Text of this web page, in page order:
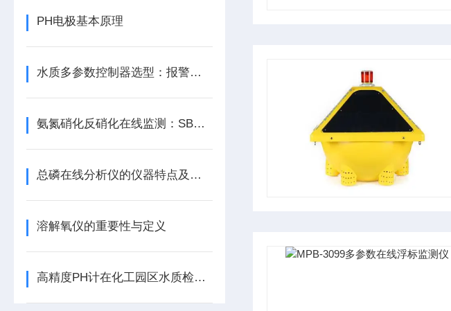
PH电极基本原理
水质多参数控制器选型：报警联动与PLC远程控制方案
氨氮硝化反硝化在线监测：SBR与A2O工艺的仪表配置
总磷在线分析仪的仪器特点及测量原理
溶解氧仪的重要性与定义
高精度PH计在化工园区水质检测中的应用探索